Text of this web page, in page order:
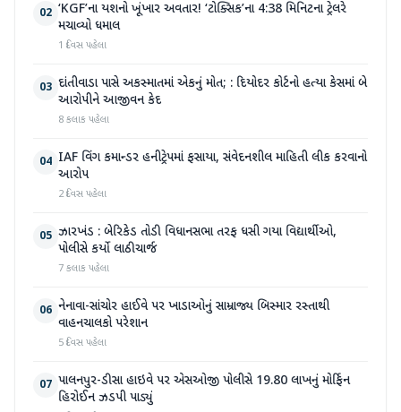
02 ‘KGF’ના યશનો ખૂંખાર અવતાર! ‘ટોક્સિક’ના 4:38 મિનિટના ટ્રેલરે
મચાવ્યો ધમાલ
1 દિવસ પહેલા
03 દાંતીવાડા પાસે અકસ્માતમાં એકનું મોત; : દિયોદર કોર્ટનો હત્યા કેસમાં બે
આરોપીને આજીવન કેદ
8 કલાક પહેલા
04 IAF વિંગ કમાન્ડર હનીટ્રેપમાં ફસાયા, સંવેદનશીલ માહિતી લીક કરવાનો
આરોપ
2 દિવસ પહેલા
05 ઝારખંડ : બેરિકેડ તોડી વિધાનસભા તરફ ધસી ગયા વિદ્યાર્થીઓ,
પોલીસે કર્યો લાઠીચાર્જ
7 કલાક પહેલા
06 નેનાવા-સાંચોર હાઈવે પર ખાડાઓનું સામ્રાજ્ય બિસ્માર રસ્તાથી
વાહનચાલકો પરેશાન
5 દિવસ પહેલા
07 પાલનપુર-ડીસા હાઇવે પર એસઓજી પોલીસે 19.80 લાખનું મોર્ફિન
હિરોઈન ઝડપી પાડ્યું